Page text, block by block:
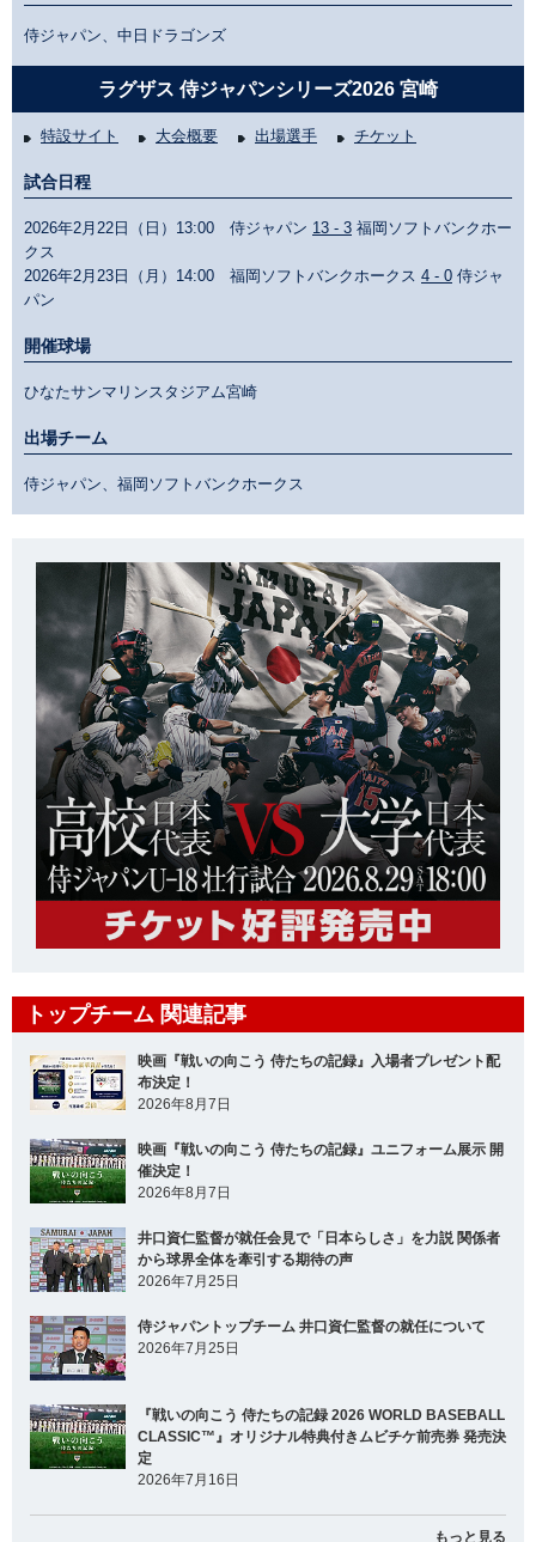
侍ジャパン、中日ドラゴンズ
ラグザス 侍ジャパンシリーズ2026 宮崎
特設サイト 大会概要 出場選手 チケット
試合日程
2026年2月22日（日）13:00 侍ジャパン 13 - 3 福岡ソフトバンクホー
クス
2026年2月23日（月）14:00 福岡ソフトバンクホークス 4 - 0 侍ジャ
パン
開催球場
ひなたサンマリンスタジアム宮崎
出場チーム
侍ジャパン、福岡ソフトバンクホークス
トップチーム 関連記事
映画『戦いの向こう 侍たちの記録』入場者プレゼント配
布決定！
2026年8月7日
映画『戦いの向こう 侍たちの記録』ユニフォーム展示 開
催決定！
2026年8月7日
井口資仁監督が就任会見で「日本らしさ」を力説 関係者
から球界全体を牽引する期待の声
2026年7月25日
侍ジャパントップチーム 井口資仁監督の就任について
2026年7月25日
『戦いの向こう 侍たちの記録 2026 WORLD BASEBALL
CLASSIC™』オリジナル特典付きムビチケ前売券 発売決
定
2026年7月16日
もっと見る